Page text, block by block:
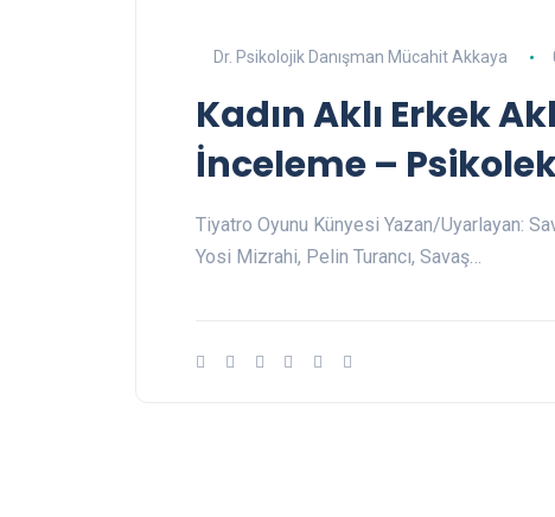
Dr. Psikolojik Danışman Mücahit Akkaya
Kadın Aklı Erkek
İnceleme –
Tiyatro Oyunu Künyesi Yazan/Uyarlayan:
Yosi Mizrahi, Pelin Turancı, Savaş…